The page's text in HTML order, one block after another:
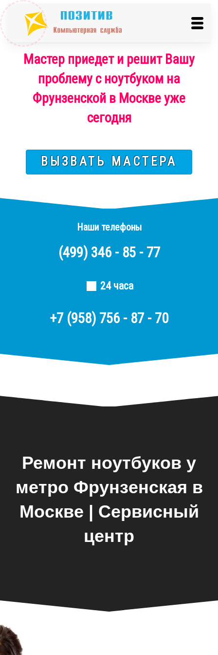
Мастер приедет и решит Вашу
проблему с ноутбуком на
Фрунзенской в Москве уже
сегодня
ВЫЗВАТЬ МАСТЕРА
Наши телефоны
(499) 346 - 85 - 77
24 часа
+7 (958) 756 - 87 - 70
Ремонт ноутбуков у
метро Фрунзенская в
Москве | Сервисный
центр